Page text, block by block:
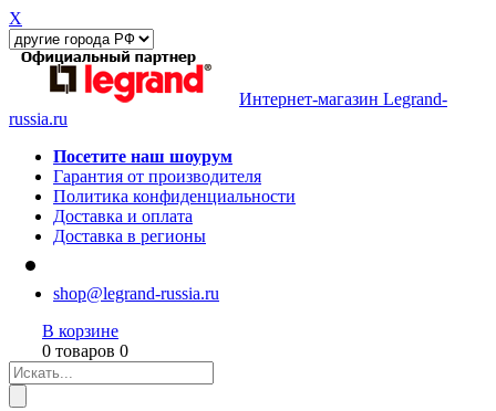
X
Интернет-магазин Legrand-
russia.ru
Посетите наш шоурум
Гарантия от производителя
Политика конфиденциальности
Доставка и оплата
Доставка в регионы
shop@legrand-russia.ru
В корзине
0 товаров 0